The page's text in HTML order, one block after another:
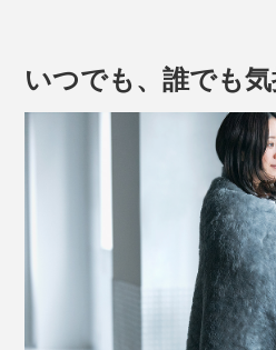
いつでも、誰でも